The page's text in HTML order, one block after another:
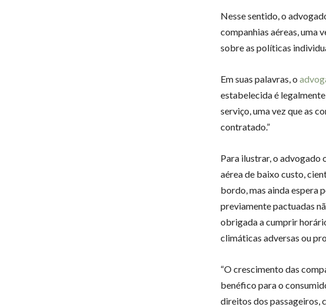
Nesse sentido, o
companhias aéreas, uma
sobre as políticas
Em suas palavras, o
estabelecida é
serviço, uma vez que as
contratado.”
Para ilustrar, o advogado
aérea de baixo custo,
bordo, mas ainda espera
previamente pactuadas
obrigada a cumprir
climáticas adversas ou
“O crescimento das
benéfico para o
direitos dos passageiros,